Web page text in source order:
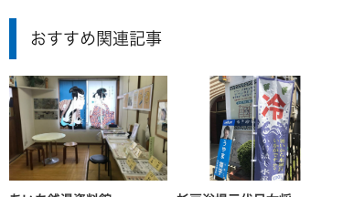
おすすめ関連記事